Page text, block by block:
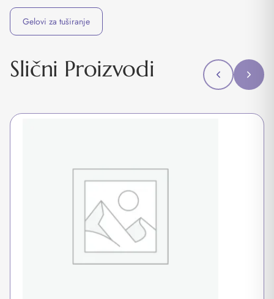
Gelovi za tuširanje
Slični Proizvodi